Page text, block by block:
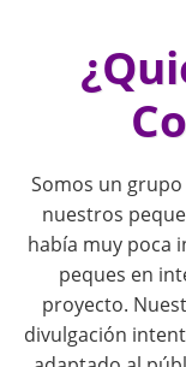
Somos un
nuestros
había muy poca
peques en
proyecto.
divulgación